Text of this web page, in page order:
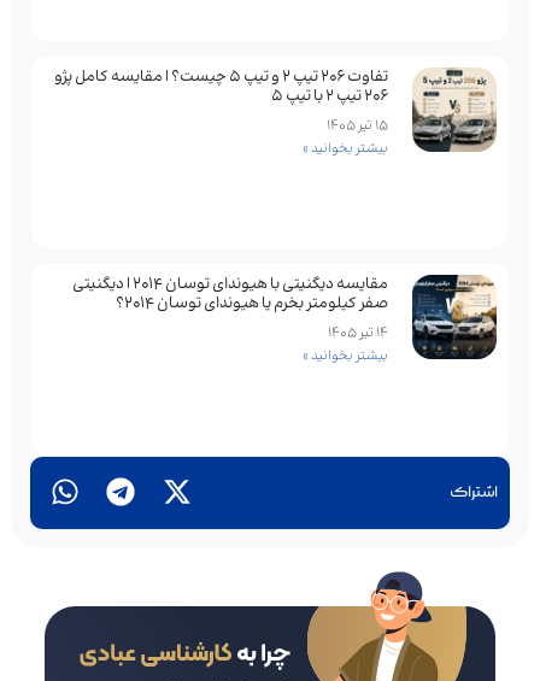
اشتراک
تفاوت ۲۰۶ تیپ ۲ و تیپ ۵ چیست؟ | مقایسه کامل پژو
۲۰۶ تیپ ۲ با تیپ ۵
15 تیر 1405
بیشتر بخوانید »
مقایسه دیگنیتی با هیوندای توسان 2014 | دیگنیتی
صفر کیلومتر بخرم یا هیوندای توسان 2014؟
14 تیر 1405
بیشتر بخوانید »